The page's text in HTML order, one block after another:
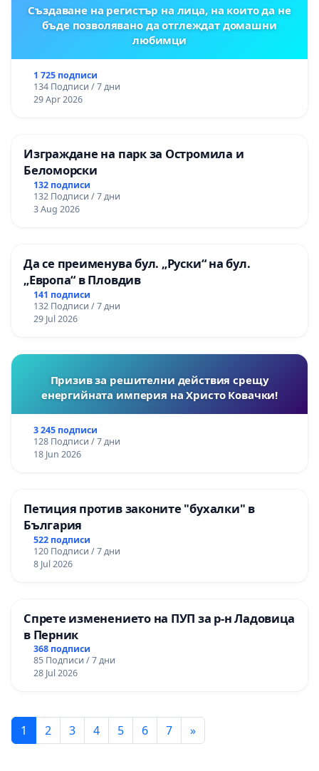
Създаване на регистър на лица, на които да не
бъде позволявано да отглеждат домашни
любимци
1 725 подписи
134 Подписи / 7 дни
29 Apr 2026
Изграждане на парк за Остромила и
Беломорски
132 подписи
132 Подписи / 7 дни
3 Aug 2026
Да се преименува бул. „Руски“ на бул.
„Европа“ в Пловдив
141 подписи
132 Подписи / 7 дни
29 Jul 2026
Призив за решителни действия срещу
енергийната империя на Христо Ковачки!
3 245 подписи
128 Подписи / 7 дни
18 Jun 2026
Петиция против законите "бухалки" в
България
522 подписи
120 Подписи / 7 дни
8 Jul 2026
Спрете изменението на ПУП за р-н Ладовица
в Перник
368 подписи
85 Подписи / 7 дни
28 Jul 2026
1 2 3 4 5 6 7 »